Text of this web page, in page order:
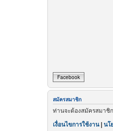
Facebook
สมัครสมาชิก
ท่านจะต้องสมัครสมาชิ
เงื่อนไขการใช้งาน| นโ